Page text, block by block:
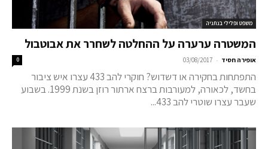
משפט ופלילי בנתניה
המשטרה ערערה על ההחלטה לשחרר את אבוטבול
אופירה חסיד -
03/08/2017
0
התפתחות בחקירה או דשדוש? חוקרי להב 433 עצרו איש ציבור
בחשד, לכאורה, למעורבות ברצח ארתור רוזן בשנת 1999. בשבוע
שעבר עצרו שוטרי להב 433...